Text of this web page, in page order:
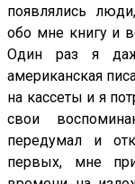
появлялись
обо мне книгу и
Один раз я
американская
на кассеты и я
свои
передумал и
первых, мне